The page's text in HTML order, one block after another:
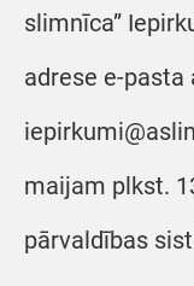
slimnīca”
adrese e-pasta
maijam plkst.
pārvaldības